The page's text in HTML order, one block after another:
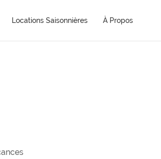
Locations Saisonnières À Propos